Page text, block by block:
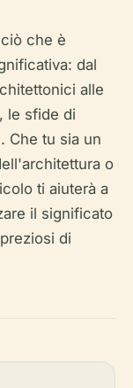
che è
dal
alle
le sfide di
Che tu sia un
o
ti aiuterà a
il significato
di